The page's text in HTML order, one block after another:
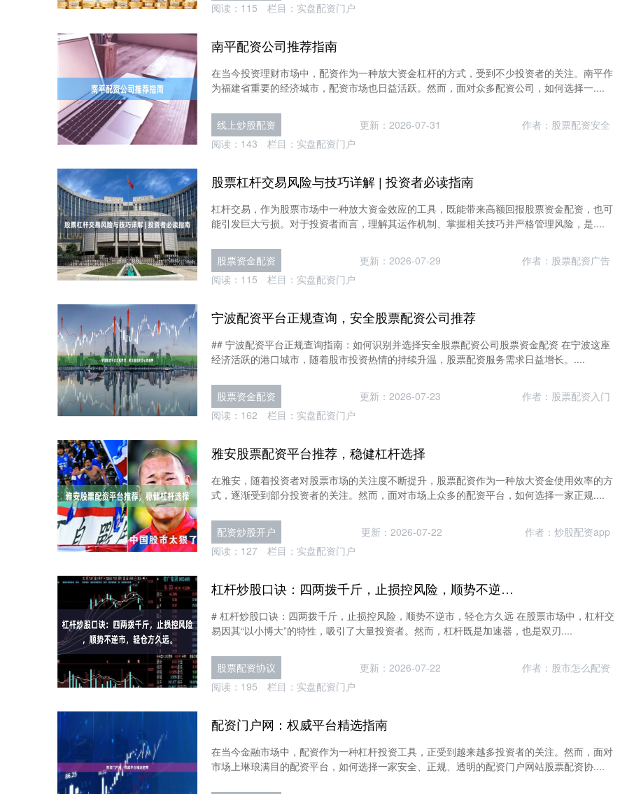
阅读： 115 栏目： 实盘配资门户
南平配资公司推荐指南
在当今投资理财市场中，配资作为一种放大资金杠杆的方式，受到不少投资者的关注。南平作
为福建省重要的经济城市，配资市场也日益活跃。然而，面对众多配资公司，如何选择一....
线上炒股配资 更新：2026-07-31
作者：股票配资安全
阅读： 143 栏目： 实盘配资门户
股票杠杆交易风险与技巧详解 | 投资者必读指南
杠杆交易，作为股票市场中一种放大资金效应的工具，既能带来高额回报股票资金配资，也可
能引发巨大亏损。对于投资者而言，理解其运作机制、掌握相关技巧并严格管理风险，是....
股票资金配资 更新：2026-07-29
作者：股票配资广告
阅读： 115 栏目： 实盘配资门户
宁波配资平台正规查询，安全股票配资公司推荐
## 宁波配资平台正规查询指南：如何识别并选择安全股票配资公司股票资金配资 在宁波这座
经济活跃的港口城市，随着股市投资热情的持续升温，股票配资服务需求日益增长。....
股票资金配资 更新：2026-07-23
作者：股票配资入门
阅读： 162 栏目： 实盘配资门户
雅安股票配资平台推荐，稳健杠杆选择
在雅安，随着投资者对股票市场的关注度不断提升，股票配资作为一种放大资金使用效率的方
式，逐渐受到部分投资者的关注。然而，面对市场上众多的配资平台，如何选择一家正规....
配资炒股开户 更新：2026-07-22
作者：炒股配资app
阅读： 127 栏目： 实盘配资门户
杠杆炒股口诀：四两拨千斤，止损控风险，顺势不逆市，轻仓方久远。
# 杠杆炒股口诀：四两拨千斤，止损控风险，顺势不逆市，轻仓方久远 在股票市场中，杠杆交
易因其“以小博大”的特性，吸引了大量投资者。然而，杠杆既是加速器，也是双刃....
股票配资协议 更新：2026-07-22
作者：股市怎么配资
阅读： 195 栏目： 实盘配资门户
配资门户网：权威平台精选指南
在当今金融市场中，配资作为一种杠杆投资工具，正受到越来越多投资者的关注。然而，面对
市场上琳琅满目的配资平台，如何选择一家安全、正规、透明的配资门户网站股票配资协....